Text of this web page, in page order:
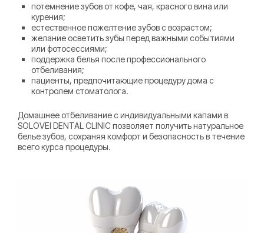
потемнение зубов от кофе, чая, красного вина или
курения;
естественное пожелтение зубов с возрастом;
желание осветить зубы перед важными событиями
или фотосессиями;
поддержка белья после профессионального
отбеливания;
пациенты, предпочитающие процедуру дома с
контролем стоматолога.
Домашнее отбеливание с индивидуальными капами в
SOLOVEI DENTAL CLINIC позволяет получить натуральное
белье зубов, сохраняя комфорт и безопасность в течение
всего курса процедуры.